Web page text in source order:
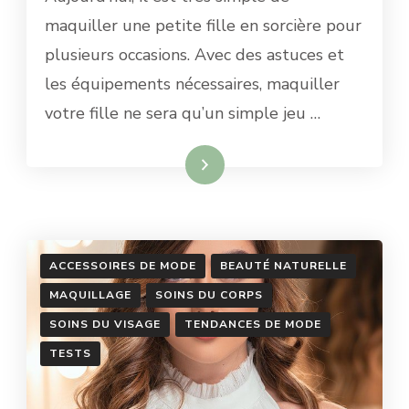
MAQUILLAGE
DE
SORCIÈRE
UNE
PETITE
maquiller une petite fille en sorcière pour
plusieurs occasions. Avec des astuces et
les équipements nécessaires, maquiller
votre fille ne sera qu’un simple jeu …
Lire la suite
ACCESSOIRES DE MODE
BEAUTÉ NATURELLE
MAQUILLAGE
SOINS DU CORPS
SOINS DU VISAGE
TENDANCES DE MODE
TESTS